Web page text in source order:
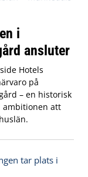
i
ansluter
Hotels
på
– en historisk
ambitionen att